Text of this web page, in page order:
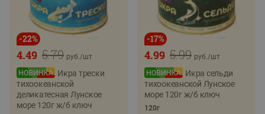
-22%
5.79
4.49 руб./шт
Икра трески
тихоокеанской
деликатесная Лунское
море 120г ж/б ключ
-17%
5.99
4.99 руб./шт
Икра сельди
тихоокеанской Лунское
море 120г ж/б ключ
120г